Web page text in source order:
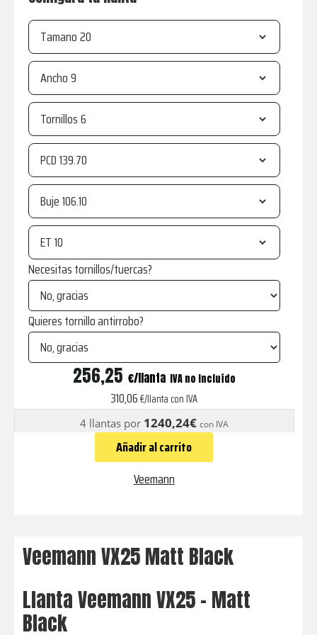
Tamano
Ancho
Tornillos
PCD
Buje
ET
Necesitas tornillos/tuercas?
Quieres tornillo antirrobo?
Black
cantidad
256,25 € IVA no incluído
310,06€/llanta con IVA
4 llantas por 1240,24€ con IVA
Añadir al carrito
Veemann
Veemann VX25 Matt Black
Llanta Veemann VX25 - Matt
Black